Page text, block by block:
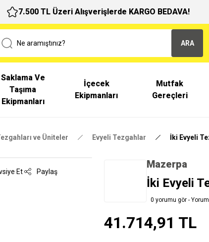
7.500 TL Üzeri Alışverişlerde KARGO BEDAVA!
ARA
Saklama Ve
Taşıma
Ekipmanları
İçecek
Ekipmanları
Mutfak
Gereçleri
ve Üniteler Evyeli Tezgahlar İki Evyeli
Et Paylaş
Mazerpa
İki Evyeli
0 yorumu gör -
41.714,91 TL